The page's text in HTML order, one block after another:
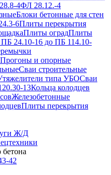
4ФЛ 28.12.-4
Блоки бетонные для стен
6Плиты перекрытия
Плиты оградПлиты
24.10-16 до ПБ 114.10-
Прогоны и опорные
Сваи строительные
типа УБОСваи
13Кольца колодцев
Железобетонные
Плиты перекрытия
Ж/Д
42